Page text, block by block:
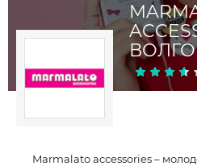
Marmalato accessories –